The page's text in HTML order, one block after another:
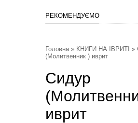
РЕКОМЕНДУЄМО
Головна» КНИГИ НА ІВРИТІ »
(Молитвенник ) иврит
Сидур
иврит